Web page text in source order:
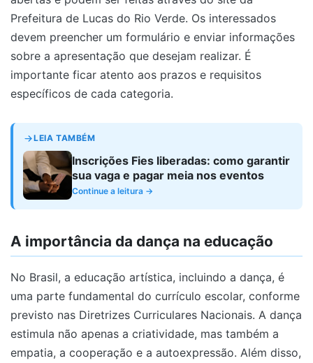
Prefeitura de Lucas do Rio Verde. Os interessados
devem preencher um formulário e enviar informações
sobre a apresentação que desejam realizar. É
importante ficar atento aos prazos e requisitos
específicos de cada categoria.
LEIA TAMBÉM
Inscrições Fies liberadas: como garantir
sua vaga e pagar meia nos eventos
Continue a leitura →
A importância da dança na educação
No Brasil, a educação artística, incluindo a dança, é
uma parte fundamental do currículo escolar, conforme
previsto nas Diretrizes Curriculares Nacionais. A dança
estimula não apenas a criatividade, mas também a
empatia, a cooperação e a autoexpressão. Além disso,